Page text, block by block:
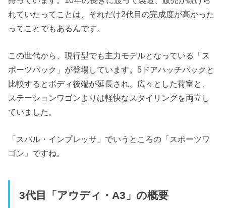
れていたってことは、それだけ2代目の完成度が高かった
ってことでもあるんです。
この世代から、現行型でも主力モデルとなっている「ス
ポーツバック」が登場しています。5ドアハッチバックと
比較するとボディ後端が延長され、広々とした荷室と、
ステーションワゴンよりは軽快なスタイリングを両立し
ていました。
「スバル・インプレッサ」でいうところの「スポーツワ
ゴン」ですね。
3代目「アウディ・A3」の概要